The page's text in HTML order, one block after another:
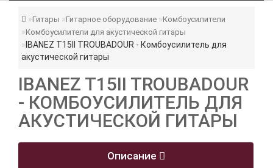
Гитары Гитарное оборудование
Комбоусилители
Комбоусилители для акустической гитары
IBANEZ T15II TROUBADOUR - Комбоусилитель для
акустической гитары
IBANEZ T15II TROUBADOUR
- КОМБОУСИЛИТЕЛЬ ДЛЯ
АКУСТИЧЕСКОЙ ГИТАРЫ
Описание